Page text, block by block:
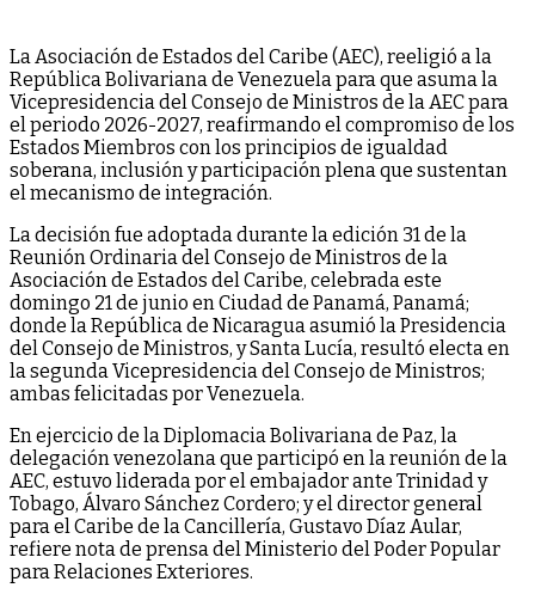
La Asociación de Estados del Caribe (AEC), reeligió a la
República Bolivariana de Venezuela para que asuma la
Vicepresidencia del Consejo de Ministros de la AEC para
el periodo 2026-2027, reafirmando el compromiso de los
Estados Miembros con los principios de igualdad
soberana, inclusión y participación plena que sustentan
el mecanismo de integración.
La decisión fue adoptada durante la edición 31 de la
Reunión Ordinaria del Consejo de Ministros de la
Asociación de Estados del Caribe, celebrada este
domingo 21 de junio en Ciudad de Panamá, Panamá;
donde la República de Nicaragua asumió la Presidencia
del Consejo de Ministros, y Santa Lucía, resultó electa en
la segunda Vicepresidencia del Consejo de Ministros;
ambas felicitadas por Venezuela.
En ejercicio de la Diplomacia Bolivariana de Paz, la
delegación venezolana que participó en la reunión de la
AEC, estuvo liderada por el embajador ante Trinidad y
Tobago, Álvaro Sánchez Cordero; y el director general
para el Caribe de la Cancillería, Gustavo Díaz Aular,
refiere nota de prensa del Ministerio del Poder Popular
para Relaciones Exteriores.